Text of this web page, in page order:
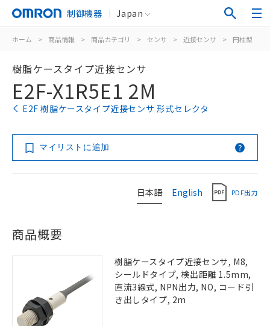
制御機器 Japan
ホーム > 商品情報 > 商品カテゴリ > センサ > 近接センサ > 円柱型
樹脂ケースタイプ近接センサ
E2F-X1R5E1 2M
E2F 樹脂ケースタイプ近接センサ 形式セレクタ
マイリストに追加
日本語 English PDF出力
商品概要
樹脂ケースタイプ近接センサ, M8,
シールドタイプ, 検出距離 1.5mm,
直流3線式, NPN出力, NO, コード引
き出しタイプ, 2m